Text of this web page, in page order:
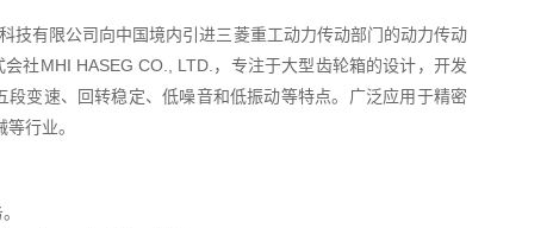
技有限公司向中国境内引进三菱重工动力传动部门的动力传动
社MHI HASEG CO., LTD.，专注于大型齿轮箱的设计，开发
变速、回转稳定、低噪音和低振动等特点。广泛应用于精密
行业。